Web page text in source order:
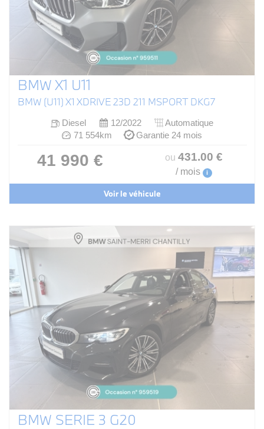
BMW X1 U11
BMW (U11) X1 XDRIVE 23D 211 MSPORT DKG7
Diesel 12/2022
Automatique
71 554km
Garantie 24 mois
41 990 € ou 431.00 €
/ mois i
Voir le véhicule
BMW SERIE 3 G20